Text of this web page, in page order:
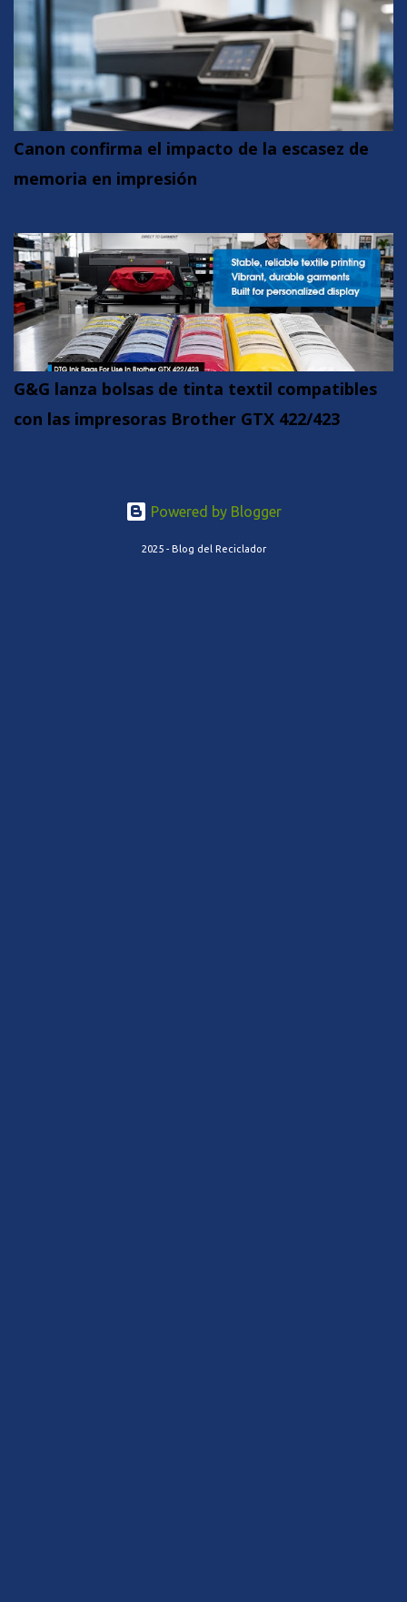
Canon confirma el impacto de la escasez de
memoria en impresión
G&G lanza bolsas de tinta textil compatibles
con las impresoras Brother GTX 422/423
Powered by Blogger
2025 - Blog del Reciclador